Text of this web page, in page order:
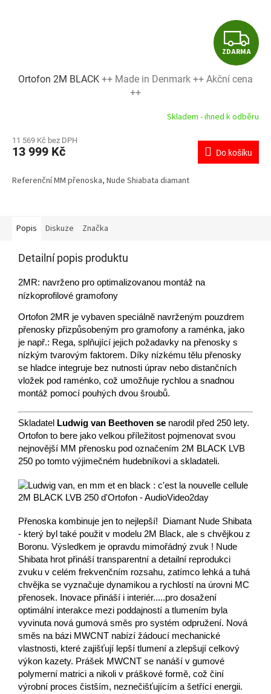
Z
D
A
R
M
A
ZDARMA
Ortofon 2M BLACK ++ Made in Denmark ++ Akční cena
++
Skladem - ihned k odběru
11 569 Kč bez DPH
13 999 Kč Do košíku
Referenční MM přenoska, Nude Shiabata diamant
Popis Diskuze Značka
Detailní popis produktu
2MR: navrženo pro optimalizovanou montáž na
nízkoprofilové gramofony
Ortofon 2MR je vybaven speciálně navrženým pouzdrem
přenosky přizpůsobeným pro gramofony a raménka, jako
je např.: Rega, splňující jejich požadavky na přenosky s
nízkým tvarovým faktorem. Díky nízkému tělu přenosky
se hladce integruje bez nutnosti úprav nebo distančních
vložek pod raménko, což umožňuje rychlou a snadnou
montáž pomocí pouhých dvou šroubů.
Skladatel Ludwig van Beethoven se narodil před 250 lety.
Ortofon to bere jako velkou příležitost pojmenovat svou
nejnovější MM přenosku pod označením 2M BLACK LVB
250 po tomto výjimečném hudebníkovi a skladateli.
Přenoska kombinuje jen to nejlepší! Diamant Nude Shibata
- který byl také použit v modelu 2M Black, ale s chvějkou z
Boronu. Výsledkem je opravdu mimořádný zvuk ! Nude
Shibata hrot přináší transparentní a detailní reprodukci
zvuku v celém frekvenčním rozsahu, zatímco lehká a tuhá
chvějka se vyznačuje dynamikou a rychlostí na úrovni MC
přenosek. Inovace přináší i interiér.....pro dosažení
optimální interakce mezi poddajností a tlumením byla
vyvinuta nová gumová směs pro systém odpružení. Nová
směs na bázi MWCNT nabízí žádoucí mechanické
vlastnosti, které zajišťují lepší tlumení a zlepšují celkový
výkon kazety. Prášek MWCNT se nanáší v gumové
polymerní matrici a nikoli v práškové formě, což činí
výrobní proces čistším, neznečišťujícím a šetřící energii.